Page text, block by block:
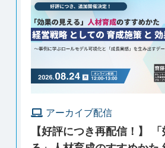
アーカイブ配信
【好評につき再配信！】 「